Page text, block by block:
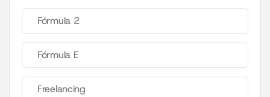
Fórmula 2
Fórmula E
Freelancing